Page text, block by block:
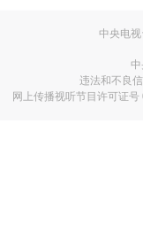
中央电
违法和不良
网上传播视听节目许可证号